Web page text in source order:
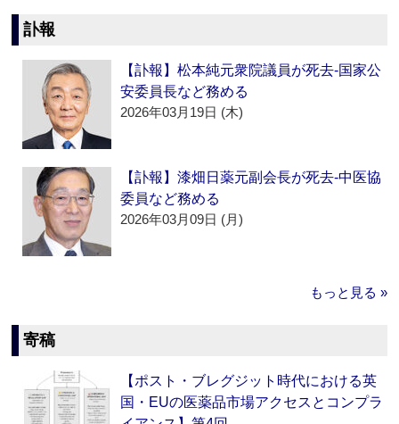
訃報
【訃報】松本純元衆院議員が死去‐国家公
安委員長など務める
2026年03月19日 (木)
【訃報】漆畑日薬元副会長が死去‐中医協
委員など務める
2026年03月09日 (月)
もっと見る »
寄稿
【ポスト・ブレグジット時代における英
国・EUの医薬品市場アクセスとコンプラ